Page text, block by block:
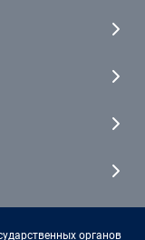
органов